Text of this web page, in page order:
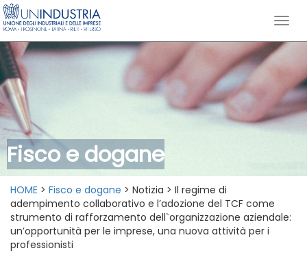
Fisco e dogane
HOME > Fisco e dogane > Notizia > Il regime di
adempimento collaborativo e l’adozione del TCF come
strumento di rafforzamento dell`organizzazione aziendale:
un’opportunità per le imprese, una nuova attività per i
professionisti